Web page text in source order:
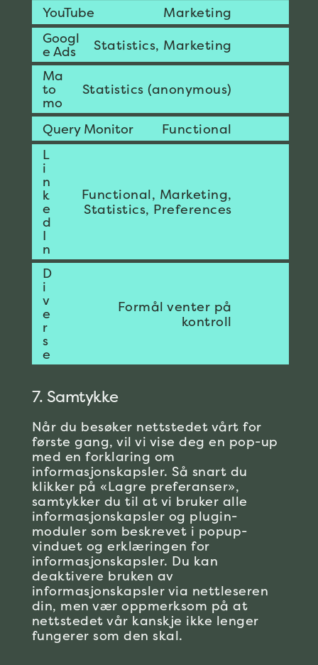
vimeo
YouTube Marketing
to
Googl
e Ads Statistics, Marketing
to
Ma
to
mo
Statistics (anonymous)
service
Query Monitor Functional
to
L
i
n
k
e
d
I
n
Functional, Marketing,
Statistics, Preferencesto
D
i
v
e
r
s
e
Formål venter på
kontroll
7. Samtykke
Når du besøker nettstedet vårt for
første gang, vil vi vise deg en pop-up
med en forklaring om
informasjonskapsler. Så snart du
klikker på «Lagre preferanser»,
samtykker du til at vi bruker alle
informasjonskapsler og plugin-
moduler som beskrevet i popup-
vinduet og erklæringen for
informasjonskapsler. Du kan
deaktivere bruken av
informasjonskapsler via nettleseren
din, men vær oppmerksom på at
nettstedet vår kanskje ikke lenger
fungerer som den skal.